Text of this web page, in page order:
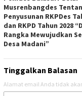
Musrenbangdes
Penyusunan RKPDes
dan RKPD Tahun 2028
Rangka Mewujudkan
Desa Madani”
Tinggalkan Balasan
Alamat email Anda tidak